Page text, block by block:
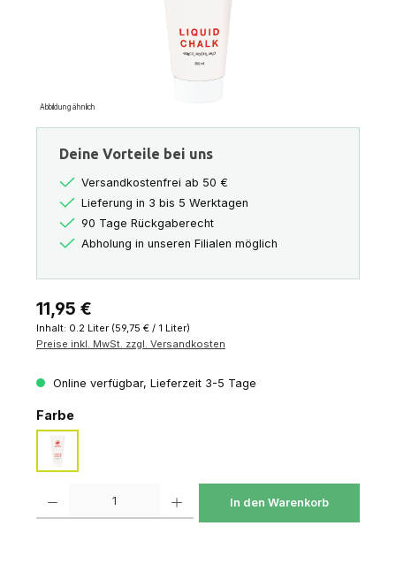
Abbildung ähnlich
Deine Vorteile bei uns
Versandkostenfrei ab 50 €
Lieferung in 3 bis 5 Werktagen
90 Tage Rückgaberecht
Abholung in unseren Filialen möglich
Regulärer Preis:
11,95 €
Inhalt: 0.2 Liter (59,75 € / 1 Liter)
Preise inkl. MwSt. zzgl. Versandkosten
Online verfügbar, Lieferzeit 3-5 Tage
Farbeauswählen
neutral
In den Warenkorb